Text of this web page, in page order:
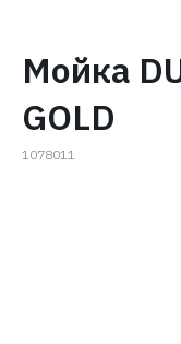
Мойка
GOLD
1078011